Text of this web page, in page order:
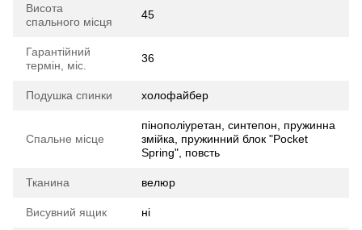
Висота
спального місця
45
Гарантійний
термін, міс.
36
Подушка спинки холофайбер
Спальне місце
пінополіуретан, синтепон, пружинна
змійка, пружинний блок "Pocket
Spring", повсть
Тканина велюр
Висувний ящик ні